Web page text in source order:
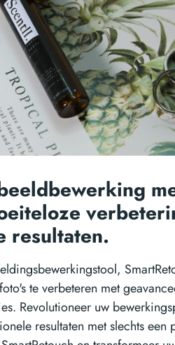
resultaten.
te verbeteren met
Revolutioneer uw
resultaten met slechts een